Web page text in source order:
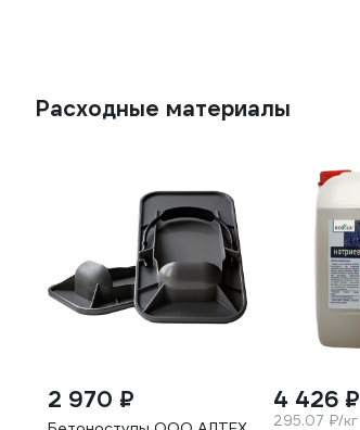
Расходные материалы
2 970 ₽ 4 426 ₽
295.07 ₽/кг